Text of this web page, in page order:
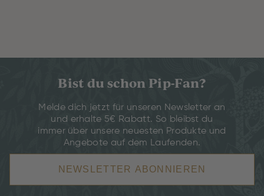
Bist du schon Pip-Fan?
Melde dich jetzt für unseren Newsletter an
und erhalte 5€ Rabatt. So bleibst du
immer über unsere neuesten Produkte und
Angebote auf dem Laufenden.
NEWSLETTER ABONNIEREN